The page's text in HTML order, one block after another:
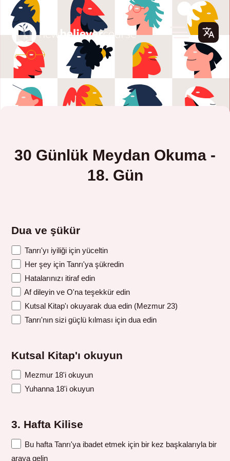
30 Günlük Meydan Okuma -
18. Gün
Dua ve şükür
Tanrı'yı iyiliği için yüceltin
Her şey için Tanrı'ya şükredin
Hatalarınızı itiraf edin
Af dileyin ve O'na teşekkür edin
Kutsal Kitap'ı okuyarak dua edin (Mezmur 23)
Tanrı'nın sizi güçlü kılması için dua edin
Kutsal Kitap'ı okuyun
Mezmur 18'i okuyun
Yuhanna 18'i okuyun
3. Hafta Kilise
Bu hafta Tanrı'ya ibadet etmek için bir kez başkalarıyla bir
araya gelin